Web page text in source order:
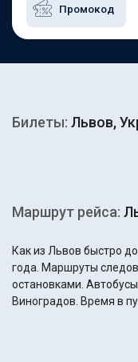
Билеты: Львов,
Маршрут рейса:
Как из Львов быстро
года. Маршруты
остановками.
Виноградов. Время в